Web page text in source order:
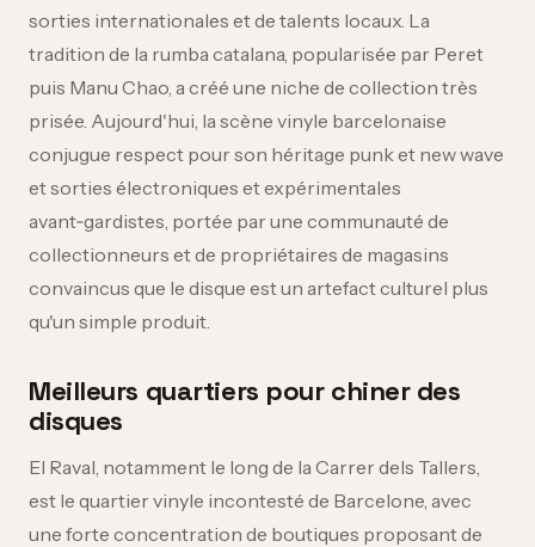
sorties internationales et de talents locaux. La
tradition de la rumba catalana, popularisée par Peret
puis Manu Chao, a créé une niche de collection très
prisée. Aujourd'hui, la scène vinyle barcelonaise
conjugue respect pour son héritage punk et new wave
et sorties électroniques et expérimentales
avant‑gardistes, portée par une communauté de
collectionneurs et de propriétaires de magasins
convaincus que le disque est un artefact culturel plus
qu'un simple produit.
Meilleurs quartiers pour chiner des
disques
El Raval, notamment le long de la Carrer dels Tallers,
est le quartier vinyle incontesté de Barcelone, avec
une forte concentration de boutiques proposant de